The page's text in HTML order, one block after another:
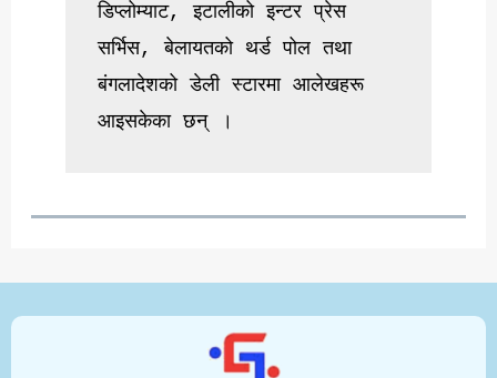
डिप्लोम्याट, इटालीको इन्टर प्रेस
सर्भिस, बेलायतको थर्ड पोल तथा
बंगलादेशको डेली स्टारमा आलेखहरू
आइसकेका छन् ।